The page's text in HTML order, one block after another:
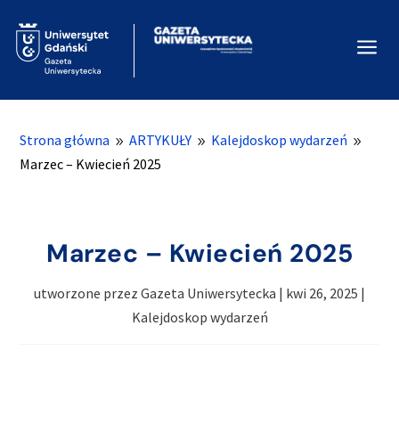
a
Strona główna 9 ARTYKUŁY 9 Kalejdoskop wydarzeń 9
Marzec – Kwiecień 2025
Marzec – Kwiecień 2025
utworzone przez Gazeta Uniwersytecka | kwi 26, 2025 |
Kalejdoskop wydarzeń